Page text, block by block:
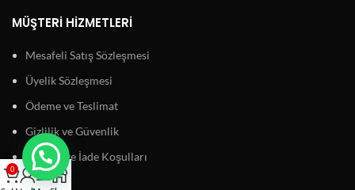
MÜŞTERI HIZMETLERI
Mesafeli Satış Sözleşmesi
Üyelik Sözleşmesi
Ödeme ve Teslimat
Gizlilik ve Güvenlik
Garanti ve İade Koşulları
0